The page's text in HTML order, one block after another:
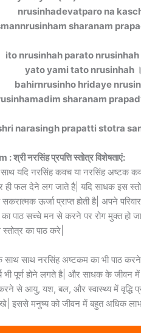
nrusinhadevatparo na
sharanam
ito nrusinhah parato
yato yami tato nrusinhah ।
bahirnrusinho hridaye
sharanam
narasingh prapatti stotra
नरसिंह प्रपत्ति स्तोत्र विशेषताएं:
यदि नरसिंह कवच या नरसिंह अष्टक
ही फल देने लग जाते है| यदि साधक इस
ऊर्जा प्राप्त होती है| अपने
का पाठ सच्चे मन से करने पर रोग मुक्त हो
का पाठ करे|
साथ साथ नरसिंह अष्टकम का भी पाठ
पूर्ण होने लगते है| और साधक के जीवन में
से आयु, यश, बल, और स्वास्थ्य में वृद्धि
इससे मनुष्य को जीवन में बहुत अधिक लाभ